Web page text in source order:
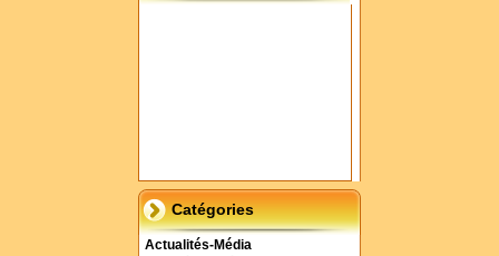
Catégories
Actualités-Média